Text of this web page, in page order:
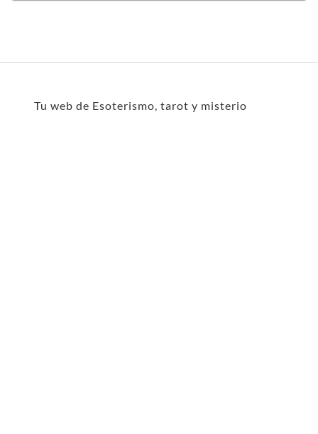
Tu web de Esoterismo, tarot y misterio